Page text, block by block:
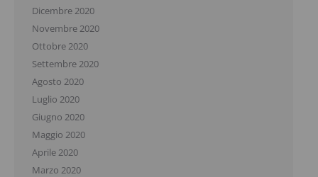
Dicembre 2020
Novembre 2020
Ottobre 2020
Settembre 2020
Agosto 2020
Luglio 2020
Giugno 2020
Maggio 2020
Aprile 2020
Marzo 2020